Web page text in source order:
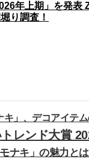
年上期」を発
り調査！
」、デコアイテ
トレンド大賞
ナキ」の魅力と